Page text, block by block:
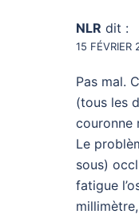
NLR dit :
15 FÉVRIER
Pas mal.
(tous les
couronne
Le
sous)
fatigue